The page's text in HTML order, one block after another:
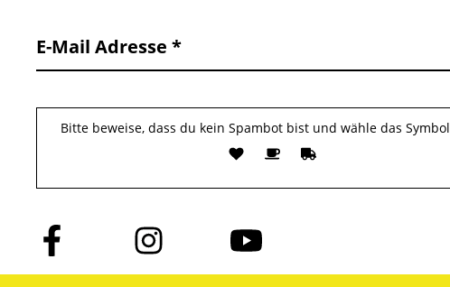
E-Mail Adresse
Bitte beweise, dass du kein Spambot bist und wähle das Symbol
Folge
uns
auf
Folge
uns
auf
Folge
uns
auf